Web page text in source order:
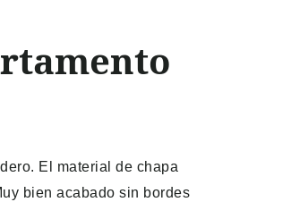
El material de chapa
bien acabado sin bordes